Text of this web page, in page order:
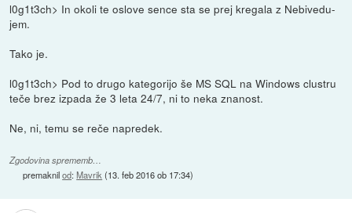
l0g1t3ch> In okoli te oslove sence sta se prej kregala z Nebivedu-
jem.
Tako je.
l0g1t3ch> Pod to drugo kategorijo še MS SQL na Windows clustru
teče brez izpada že 3 leta 24/7, ni to neka znanost.
Ne, ni, temu se reče napredek.
Zgodovina sprememb…
premaknilod:Mavrik(13. feb 2016 ob 17:34)